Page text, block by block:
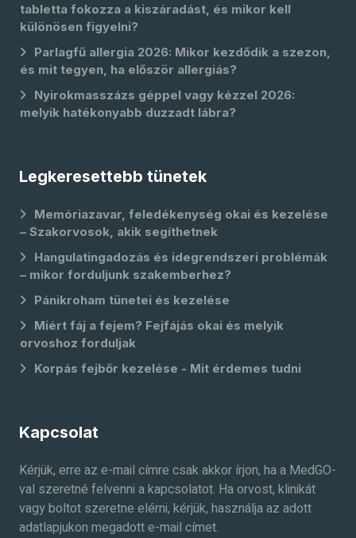
tabletta fokozza a kiszáradást, és mikor kell
különösen figyelni?
Parlagfű allergia 2026: Mikor kezdődik a szezon,
és mit tegyen, ha először allergiás?
Nyirokmasszázs géppel vagy kézzel 2026:
melyik hatékonyabb duzzadt lábra?
Legkeresettebb tünetek
Memóriazavar, feledékenység okai és kezelése
– Szakorvosok, akik segíthetnek
Hangulatingadozás és idegrendszeri problémák
– mikor forduljunk szakemberhez?
Pánikroham tünetei és kezelése
Miért fáj a fejem? Fejfájás okai és melyik
orvoshoz forduljak
Korpás fejbőr kezelése - Mit érdemes tudni
Kapcsolat
Kérjük, erre az e-mail címre csak akkor írjon, ha a MedGO-
val szeretné felvenni a kapcsolatot. Ha orvost, klinikát
vagy boltot szeretne elérni, kérjük, használja az adott
adatlapjukon megadott e-mail címet.